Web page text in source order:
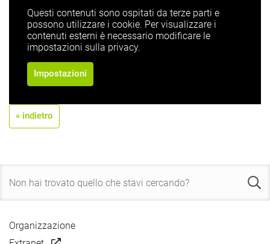
Questi contenuti sono ospitati da terze parti e
possono utilizzare i cookie. Per visualizzare i
contenuti esterni è necessario modificare le
impostazioni sulla privacy.
Impostazioni
« indietro
Organizzazione